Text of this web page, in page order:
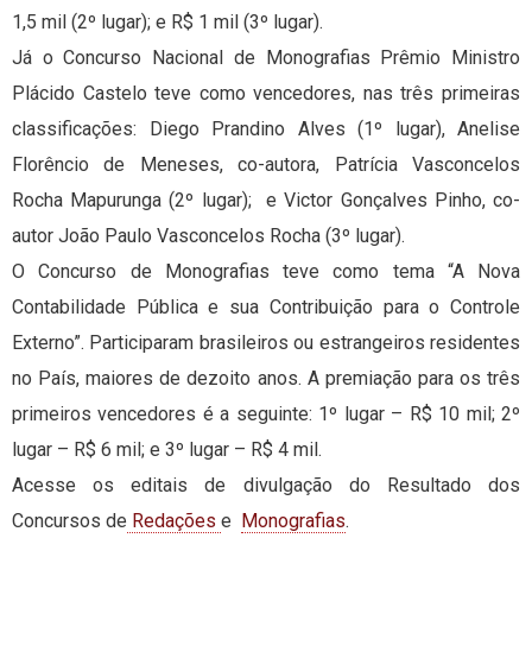
1,5 mil (2º lugar); e R$ 1 mil (3º lugar).
Já o Concurso Nacional de Monografias Prêmio Ministro
Plácido Castelo teve como vencedores, nas três primeiras
classificações: Diego Prandino Alves (1º lugar), Anelise
Florêncio de Meneses, co-autora, Patrícia Vasconcelos
Rocha Mapurunga (2º lugar); e Victor Gonçalves Pinho, co-
autor João Paulo Vasconcelos Rocha (3º lugar).
O Concurso de Monografias teve como tema “A Nova
Contabilidade Pública e sua Contribuição para o Controle
Externo”. Participaram brasileiros ou estrangeiros residentes
no País, maiores de dezoito anos. A premiação para os três
primeiros vencedores é a seguinte: 1º lugar – R$ 10 mil; 2º
lugar – R$ 6 mil; e 3º lugar – R$ 4 mil.
Acesse os editais de divulgação do Resultado dos
Concursos de Redações e Monografias.